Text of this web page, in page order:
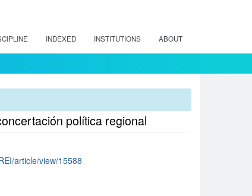
INDEXED INSTITUTIONS ABOUT
política regional
article/view/15588